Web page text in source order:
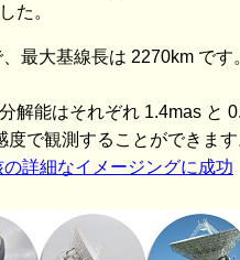
た。
最大基線長は 2270km です
解能はそれぞれ 1.4mas と
で観測することができます
詳細なイメージングに成功